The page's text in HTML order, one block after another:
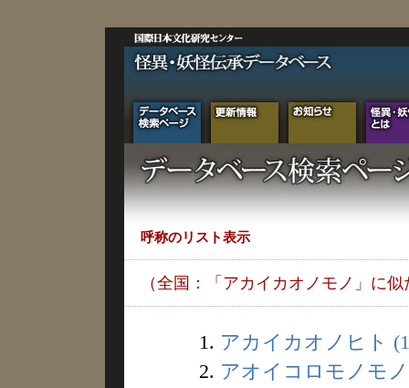
呼称のリスト表示
（全国：「アカイカオノモノ」に
1. アカイカオノヒト
2. アオイコロモノモ